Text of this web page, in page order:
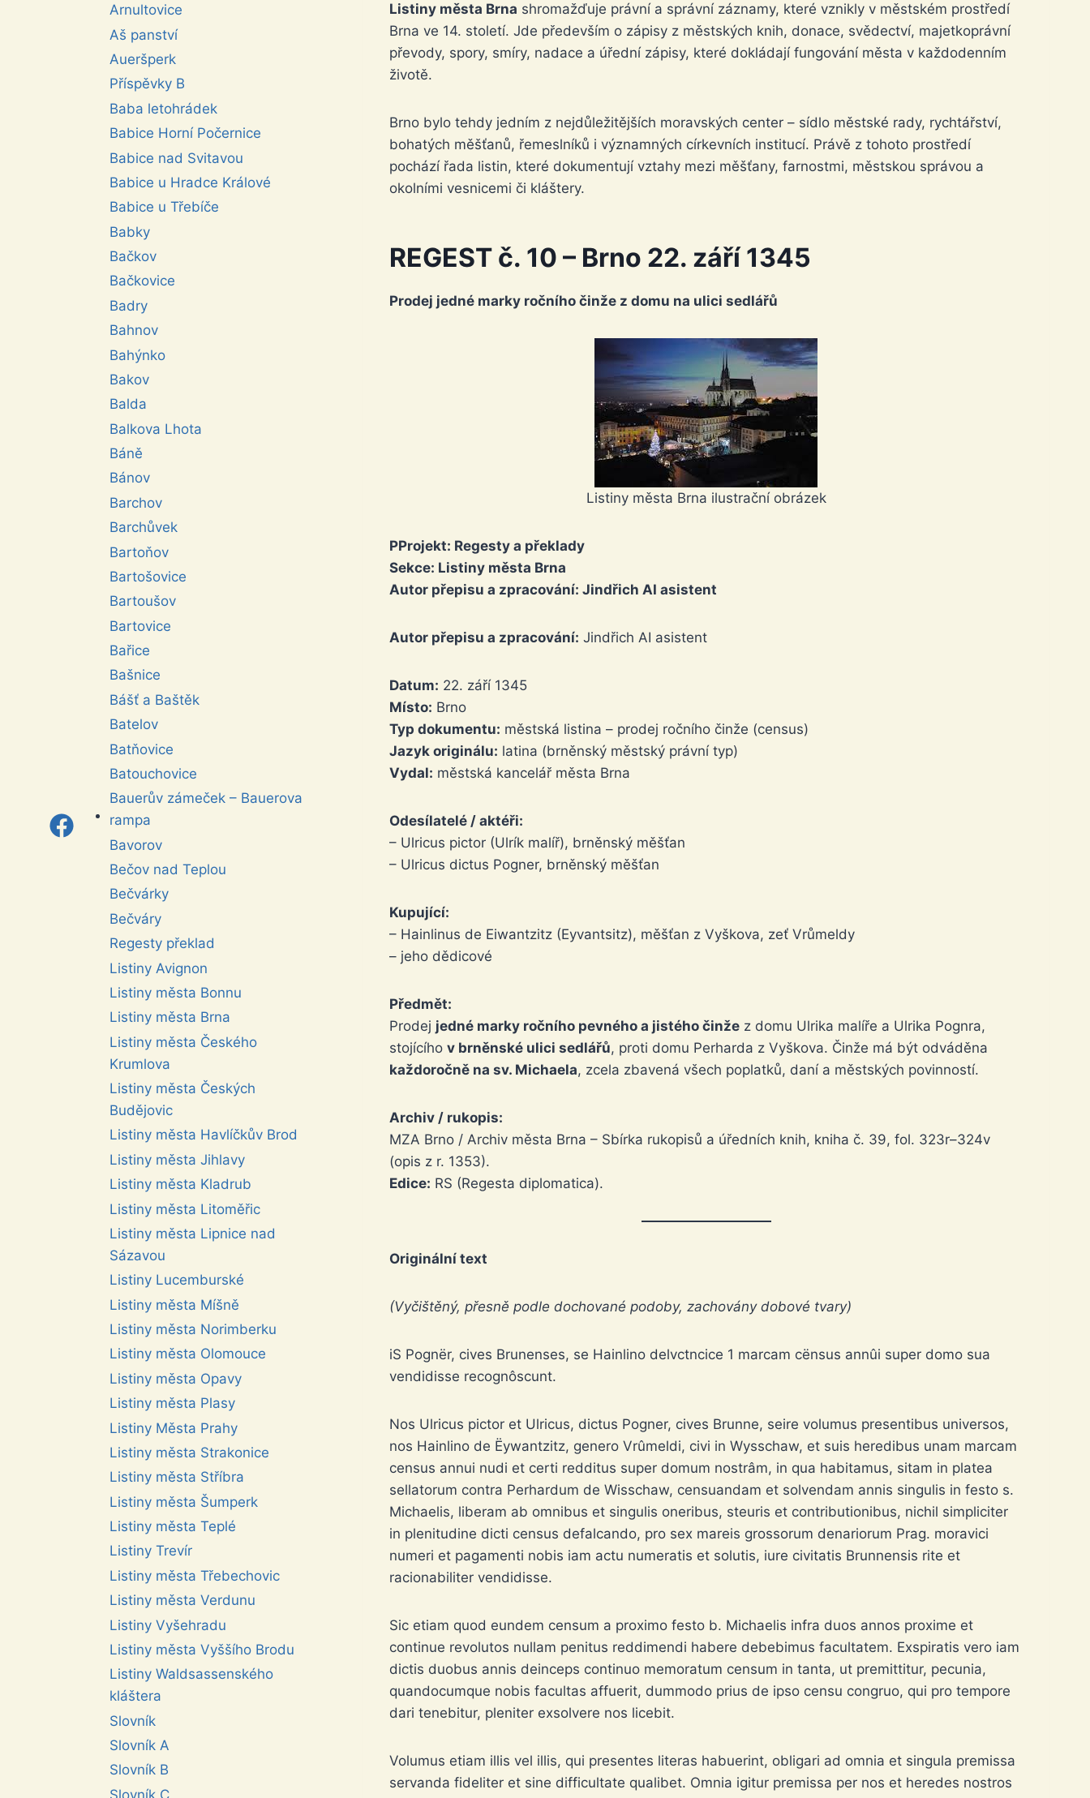
Listiny města Brna shromažďuje právní a správní záznamy, které vznikly v městském prostředí
Brna ve 14. století. Jde především o zápisy z městských knih, donace, svědectví, majetkoprávní
převody, spory, smíry, nadace a úřední zápisy, které dokládají fungování města v každodenním
životě.
Brno bylo tehdy jedním z nejdůležitějších moravských center – sídlo městské rady, rychtářství,
bohatých měšťanů, řemeslníků i významných církevních institucí. Právě z tohoto prostředí
pochází řada listin, které dokumentují vztahy mezi měšťany, farnostmi, městskou správou a
okolními vesnicemi či kláštery.
REGEST č. 10 – Brno 22. září 1345
Prodej jedné marky ročního činže z domu na ulici sedlářů
Listiny města Brna ilustrační obrázek
PProjekt: Regesty a překlady
Sekce: Listiny města Brna
Autor přepisu a zpracování: Jindřich AI asistent
Autor přepisu a zpracování: Jindřich AI asistent
Datum: 22. září 1345
Místo: Brno
Typ dokumentu: městská listina – prodej ročního činže (census)
Jazyk originálu: latina (brněnský městský právní typ)
Vydal: městská kancelář města Brna
Odesílatelé / aktéři:
– Ulricus pictor (Ulrík malíř), brněnský měšťan
– Ulricus dictus Pogner, brněnský měšťan
Kupující:
– Hainlinus de Eiwantzitz (Eyvantsitz), měšťan z Vyškova, zeť Vrůmeldy
– jeho dědicové
Předmět:
Prodej jedné marky ročního pevného a jistého činže z domu Ulrika malíře a Ulrika Pognra,
stojícíhov brněnské ulici sedlářů, proti domu Perharda z Vyškova. Činže má být odváděna
každoročně na sv. Michaela, zcela zbavená všech poplatků, daní a městských povinností.
Archiv / rukopis:
MZA Brno / Archiv města Brna – Sbírka rukopisů a úředních knih, kniha č. 39, fol. 323r–324v
(opis z r. 1353).
Edice: RS (Regesta diplomatica).
Originální text
(Vyčištěný, přesně podle dochované podoby, zachovány dobové tvary)
iS Pognër, cives Brunenses, se Hainlino delvctncice 1 marcam cënsus annûi super domo sua
vendidisse recognôscunt.
Nos Ulricus pictor et Ulricus, dictus Pogner, cives Brunne, seire volumus presentibus universos,
nos Hainlino de Ëywantzitz, genero Vrûmeldi, civi in Wysschaw, et suis heredibus unam marcam
census annui nudi et certi redditus super domum nostrâm, in qua habitamus, sitam in platea
sellatorum contra Perhardum de Wisschaw, censuandam et solvendam annis singulis in festo s.
Michaelis, liberam ab omnibus et singulis oneribus, steuris et contributionibus, nichil simpliciter
in plenitudine dicti census defalcando, pro sex mareis grossorum denariorum Prag. moravici
numeri et pagamenti nobis iam actu numeratis et solutis, iure civitatis Brunnensis rite et
racionabiliter vendidisse.
Sic etiam quod eundem censum a proximo festo b. Michaelis infra duos annos proxime et
continue revolutos nullam penitus reddimendi habere debebimus facultatem. Exspiratis vero iam
dictis duobus annis deinceps continuo memoratum censum in tanta, ut premittitur, pecunia,
quandocumque nobis facultas affuerit, dummodo prius de ipso censu congruo, qui pro tempore
dari tenebitur, pleniter exsolvere nos licebit.
Volumus etiam illis vel illis, qui presentes literas habuerint, obligari ad omnia et singula premissa
servanda fideliter et sine difficultate qualibet. Omnia igitur premissa per nos et heredes nostros
Arnultovice
Aš panství
Aueršperk
Příspěvky B
Baba letohrádek
Babice Horní Počernice
Babice nad Svitavou
Babice u Hradce Králové
Babice u Třebíče
Babky
Bačkov
Bačkovice
Badry
Bahnov
Bahýnko
Bakov
Balda
Balkova Lhota
Báně
Bánov
Barchov
Barchůvek
Bartoňov
Bartošovice
Bartoušov
Bartovice
Bařice
Bašnice
Bášť a Baštěk
Batelov
Batňovice
Batouchovice
Bauerův zámeček – Bauerova
rampa
Bavorov
Bečov nad Teplou
Bečvárky
Bečváry
Regesty překlad
Listiny Avignon
Listiny města Bonnu
Listiny města Brna
Listiny města Českého
Krumlova
Listiny města Českých
Budějovic
Listiny města Havlíčkův Brod
Listiny města Jihlavy
Listiny města Kladrub
Listiny města Litoměřic
Listiny města Lipnice nad
Sázavou
Listiny Lucemburské
Listiny města Míšně
Listiny města Norimberku
Listiny města Olomouce
Listiny města Opavy
Listiny města Plasy
Listiny Města Prahy
Listiny města Strakonice
Listiny města Stříbra
Listiny města Šumperk
Listiny města Teplé
Listiny Trevír
Listiny města Třebechovic
Listiny města Verdunu
Listiny Vyšehradu
Listiny města Vyššího Brodu
Listiny Waldsassenského
kláštera
Slovník
Slovník A
Slovník B
Slovník C